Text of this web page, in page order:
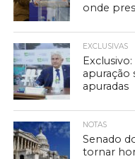
onde
EXCLUSIVAS
apuração
apuradas
NOTAS
Senado
tornar